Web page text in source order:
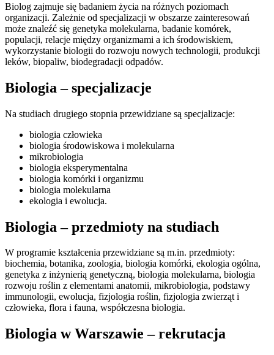
Biolog zajmuje się badaniem życia na różnych poziomach
organizacji. Zależnie od specjalizacji w obszarze zainteresowań
może znaleźć się genetyka molekularna, badanie komórek,
populacji, relacje między organizmami a ich środowiskiem,
wykorzystanie biologii do rozwoju nowych technologii, produkcji
leków, biopaliw, biodegradacji odpadów.
Biologia – specjalizacje
Na studiach drugiego stopnia przewidziane są specjalizacje:
biologia człowieka
biologia środowiskowa i molekularna
mikrobiologia
biologia eksperymentalna
biologia komórki i organizmu
biologia molekularna
ekologia i ewolucja.
Biologia – przedmioty na studiach
W programie kształcenia przewidziane są m.in. przedmioty:
biochemia, botanika, zoologia, biologia komórki, ekologia ogólna,
genetyka z inżynierią genetyczną, biologia molekularna, biologia
rozwoju roślin z elementami anatomii, mikrobiologia, podstawy
immunologii, ewolucja, fizjologia roślin, fizjologia zwierząt i
człowieka, flora i fauna, współczesna biologia.
Biologia w Warszawie – rekrutacja